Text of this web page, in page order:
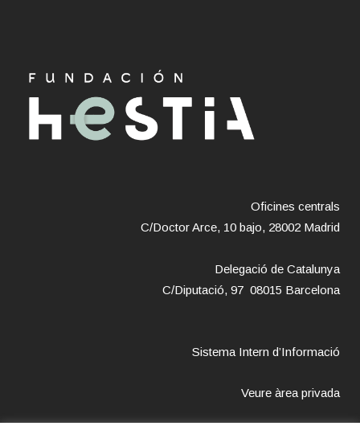
Oficines centrals
C/Doctor Arce, 10 bajo, 28002 Madrid
Delegació de Catalunya
C/Diputació, 97 08015 Barcelona
Sistema Intern d’Informació
Veure àrea privada